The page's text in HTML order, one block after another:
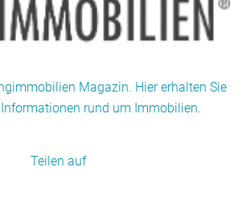
Magazin. Hier erhalten Sie
rund um Immobilien.
Teilen auf